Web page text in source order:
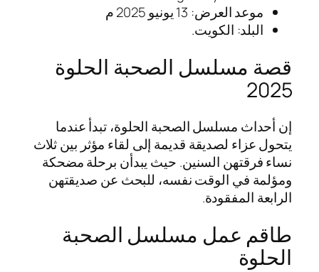
موعد العرض: 13 يونيو 2025 م
البلد: الكويت.
قصة مسلسل الصحبة الحلوة
2025
إن أحداث مسلسل الصحبة الحلوة، تبدأ عندما
يتحول عزاء لصديقة قديمة إلى لقاء مؤثر بين ثلاث
نساء فرقتهن السنين. حيث يبدأن برحلة مضحكة
ومؤلمة في الوقت نفسه، للبحث عن صديقتهن
الرابعة المفقودة.
طاقم عمل مسلسل الصحبة
الحلوة